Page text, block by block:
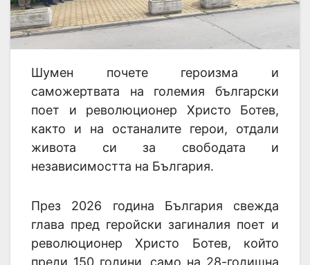
Шумен почете героизма и
саможертвата на големия български
поет и революционер Христо Ботев,
както и на останалите герои, отдали
живота си за свободата и
независимостта на България.
През 2026 година България свежда
глава пред геройски загиналия поет и
революционер Христо Ботев, който
преди 150 години, само на 28-годишна